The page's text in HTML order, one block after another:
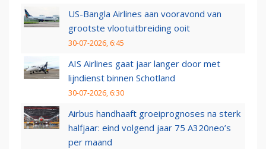
US-Bangla Airlines aan vooravond van
grootste vlootuitbreiding ooit
30-07-2026, 6:45
AIS Airlines gaat jaar langer door met
lijndienst binnen Schotland
30-07-2026, 6:30
Airbus handhaaft groeiprognoses na sterk
halfjaar: eind volgend jaar 75 A320neo’s
per maand